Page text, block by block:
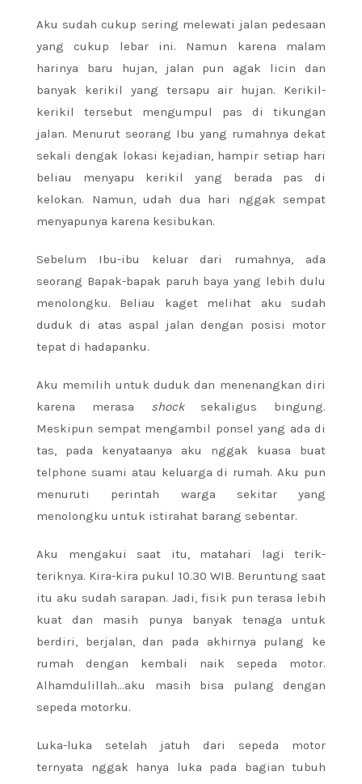
Aku sudah cukup sering melewati jalan pedesaan
yang cukup lebar ini. Namun karena malam
harinya baru hujan, jalan pun agak licin dan
banyak kerikil yang tersapu air hujan. Kerikil-
kerikil tersebut mengumpul pas di tikungan
jalan. Menurut seorang Ibu yang rumahnya dekat
sekali dengak lokasi kejadian, hampir setiap hari
beliau menyapu kerikil yang berada pas di
kelokan. Namun, udah dua hari nggak sempat
menyapunya karena kesibukan.
Sebelum Ibu-ibu keluar dari rumahnya, ada
seorang Bapak-bapak paruh baya yang lebih dulu
menolongku. Beliau kaget melihat aku sudah
duduk di atas aspal jalan dengan posisi motor
tepat di hadapanku.
Aku memilih untuk duduk dan menenangkan diri
karena merasa shock sekaligus bingung.
Meskipun sempat mengambil ponsel yang ada di
tas, pada kenyataanya aku nggak kuasa buat
telphone suami atau keluarga di rumah. Aku pun
menuruti perintah warga sekitar yang
menolongku untuk istirahat barang sebentar.
Aku mengakui saat itu, matahari lagi terik-
teriknya. Kira-kira pukul 10.30 WIB. Beruntung saat
itu aku sudah sarapan. Jadi, fisik pun terasa lebih
kuat dan masih punya banyak tenaga untuk
berdiri, berjalan, dan pada akhirnya pulang ke
rumah dengan kembali naik sepeda motor.
Alhamdulillah…aku masih bisa pulang dengan
sepeda motorku.
Luka-luka setelah jatuh dari sepeda motor
ternyata nggak hanya luka pada bagian tubuh